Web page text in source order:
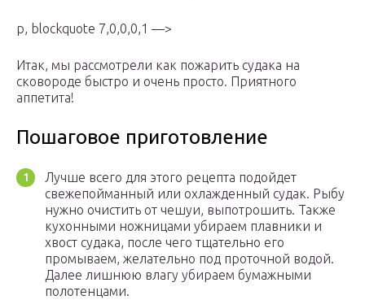
p, blockquote 7,0,0,0,1 —>
Итак, мы рассмотрели как пожарить судака на
сковороде быстро и очень просто. Приятного
аппетита!
Пошаговое приготовление
Лучше всего для этого рецепта подойдет
свежепойманный или охлажденный судак. Рыбу
нужно очистить от чешуи, выпотрошить. Также
кухонными ножницами убираем плавники и
хвост судака, после чего тщательно его
промываем, желательно под проточной водой.
Далее лишнюю влагу убираем бумажными
полотенцами.